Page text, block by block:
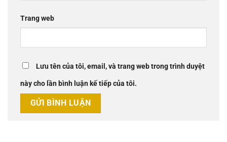
Trang web
Lưu tên của tôi, email, và trang web trong trình duyệt
này cho lần bình luận kế tiếp của tôi.